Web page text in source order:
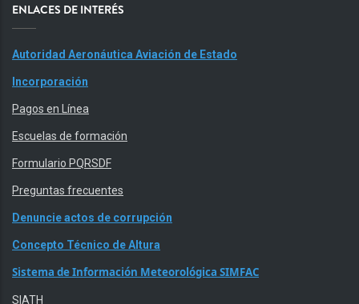
ENLACES DE INTERÉS
Autoridad Aeronáutica Aviación de Estado
Incorporación
Pagos en Línea
Escuelas de formación
Formulario PQRSDF
Preguntas frecuentes
Denuncie actos de corrupción
Concepto Técnico de Altura
Sistema de Información Meteorológica SIMFAC
SIATH